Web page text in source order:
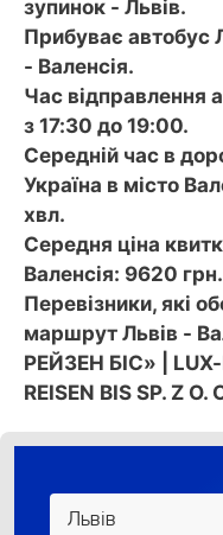
зупинок - Львів.
Прибуває автобус
- Валенсія.
Час відправлення
з 17:30 до 19:00.
Середній час в
Україна в місто
хвл.
Середня ціна
Валенсія: 9620 грн.
Перевізники, які
маршрут Львів -
РЕЙЗЕН БІС» | LUX-
REISEN BIS SP. Z O.